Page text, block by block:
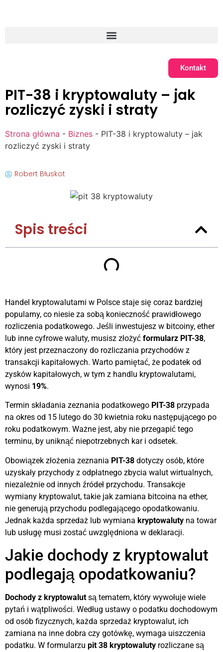
Kontakt
PIT-38 i kryptowaluty – jak
rozliczyć zyski i straty
Strona główna - Biznes - PIT-38 i kryptowaluty – jak
rozliczyć zyski i straty
Robert Błuskot
Spis treści
Handel kryptowalutami w Polsce staje się coraz bardziej
popularny, co niesie za sobą konieczność prawidłowego
rozliczenia podatkowego. Jeśli inwestujesz w bitcoiny, ether
lub inne cyfrowe waluty, musisz złożyć formularz PIT-38,
który jest przeznaczony do rozliczania przychodów z
transakcji kapitałowych. Warto pamiętać, że podatek od
zysków kapitałowych, w tym z handlu kryptowalutami,
wynosi 19%.
Termin składania zeznania podatkowego PIT-38 przypada
na okres od 15 lutego do 30 kwietnia roku następującego po
roku podatkowym. Ważne jest, aby nie przegapić tego
terminu, by uniknąć niepotrzebnych kar i odsetek.
Obowiązek złożenia zeznania PIT-38 dotyczy osób, które
uzyskały przychody z odpłatnego zbycia walut wirtualnych,
niezależnie od innych źródeł przychodu. Transakcje
wymiany kryptowalut, takie jak zamiana bitcoina na ether,
nie generują przychodu podlegającego opodatkowaniu.
Jednak każda sprzedaż lub wymiana kryptowaluty na towar
lub usługę musi zostać uwzględniona w deklaracji.
Jakie dochody z kryptowalut
podlegają opodatkowaniu?
Dochody z kryptowalut są tematem, który wywołuje wiele
pytań i wątpliwości. Według ustawy o podatku dochodowym
od osób fizycznych, każda sprzedaż kryptowalut, ich
zamiana na inne dobra czy gotówkę, wymaga uiszczenia
podatku. W formularzu pit 38 kryptowaluty rozliczane są